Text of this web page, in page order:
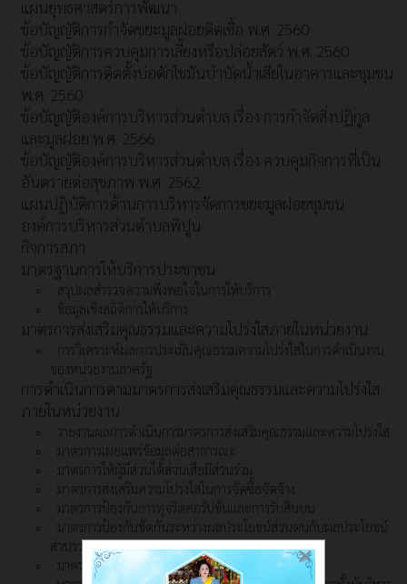
แผนยุทธศาสตร์การพัฒนา
ข้อบัญญัติการกำจัดขยะมูลฝอยติดเชื้อ พ.ศ. 2560
ข้อบัญญัติการควบคุมการเลี้ยงหรือปล่อยสัตว์ พ.ศ. 2560
ข้อบัญญัติการติดตั้งบ่อดักไขมันบำบัดน้ำเสียในอาคารและชุมชน
พ.ศ. 2560
ข้อบัญญัติองค์การบริหารส่วนตำบล เรื่อง การกำจัดสิ่งปฏิกูล
และมูลฝอย พ.ศ. 2566
ข้อบัญญัติองค์การบริหารส่วนตำบล เรื่อง ควบคุมกิจการที่เป็น
อันตรายต่อสุขภาพ พ.ศ. 2562
แผนปฏิบัติการด้านการบริหารจัดการขยะมูลฝอยชุมชน
องค์การบริหารส่วนตำบลพิปูน
กิจการสภา
มาตรฐานการให้บริการประชาชน
สรุปผลสำรวจความพึงพอใจในการให้บริการ
ข้อมูลเชิงสถิติการให้บริการ
มาตรการส่งเสริมคุณธรรมและความโปร่งใสภายในหน่วยงาน
การวิเคราะห์ผลการประเมินคุณธรรมความโปร่งใสในการดำเนินงาน
ของหน่วยงานภาครัฐ
การดำเนินการตามมาตรการส่งเสริมคุณธรรมและความโปร่งใส
ภายในหน่วยงาน
รายงานผลการดำเนินการมาตรการส่งเสริมคุณธรรมและความโปร่งใส
มาตรการเผยแพร่ข้อมูลต่อสาธารณะ
มาตรการให้ผู้มีส่วนได้ส่วนเสียมีส่วนร่วม
มาตรการส่งเสริมความโปร่งใสในการจัดซื้อจัดจ้าง
มาตรการป้องกันการทุจริตคอรัปชั่นและการรับสินบน
มาตรการป้องกันขัดกันระหว่างผลประโยชน์ส่วนตนกับผลประโยชน์
ส่วนรวม
มาตรการตรวจสอบการใช้ดุลพินิจ
×